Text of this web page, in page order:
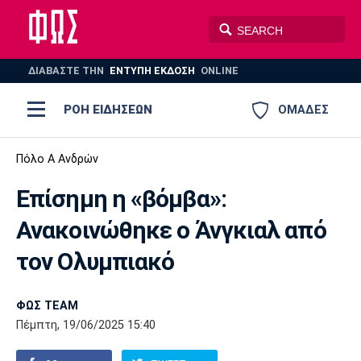
ΔΙΑΒΑΣΤΕ THN ΕΝΤΥΠΗ ΕΚΔΟΣΗ ONLINE
ΟΜΑΔΕΣ
ΡΟΗ ΕΙΔΗΣΕΩΝ
ΠΟΔΟΣΦΑΙΡΟ
ΒΟΛΕΪ ΠΟΛΟ ΣΠΟΡ
AUTO-MOTO PLUS
Ποδόσφαιρο
Super League 1
Super League 2
Ελλάδα
Μπάσκετ
Ελλάδα
EuroLeague
Ολυμπιακοί Αγώνες
Πόλο
Ολυμπιακός ΑΕΚ ΠΑΟΚ
Παναθηναϊκός Ατρόμητος
Πόλο Α Ανδρών
Επίσημη η «βόμβα»:
Ανακοινώθηκε ο Άνγκιαλ από
τον Ολυμπιακό
ΦΩΣ TEAM
Πέμπτη, 19/06/2025 15:40